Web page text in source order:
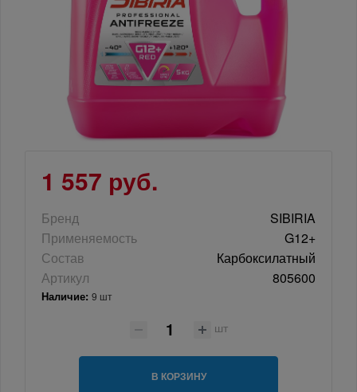
1 557 руб.
Бренд
SIBIRIA
Применяемость
G12+
Состав
Карбоксилатный
Артикул
805600
Наличие: 9 шт
шт
В КОРЗИНУ